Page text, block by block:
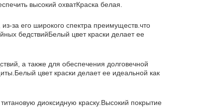
высокий охватКраска белая.
за его широкого спектра преимуществ.что
бедствийБелый цвет краски делает ее
а также для обеспечения долговечной
цвет краски делает ее идеальной как
диоксидную краску.Высокий покрытие